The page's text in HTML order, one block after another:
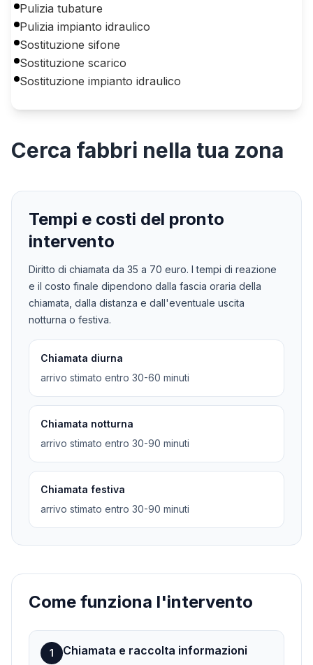
Pulizia tubature
Pulizia impianto idraulico
Sostituzione sifone
Sostituzione scarico
Sostituzione impianto idraulico
Cerca fabbri nella tua zona
Tempi e costi del pronto
intervento
Diritto di chiamata da 35 a 70 euro. I tempi di reazione
e il costo finale dipendono dalla fascia oraria della
chiamata, dalla distanza e dall'eventuale uscita
notturna o festiva.
Chiamata diurna
arrivo stimato entro 30-60 minuti
Chiamata notturna
arrivo stimato entro 30-90 minuti
Chiamata festiva
arrivo stimato entro 30-90 minuti
Come funziona l'intervento
1 Chiamata e raccolta informazioni